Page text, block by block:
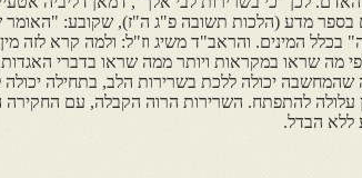
מדע (הלכות תשובה פ"ג ה"ז), שקובע: "האומר
בכלל המינים. והראב"ד משיג וז"ל: ולמה קרא לזה
מה שראו במקראות ויותר ממה שראו בדברי
שהמחשבה יכולה ללכת בשרירות הלב, בתחילה
עלולה להתפתח. השרירות הרוה הקבלה, עם החקירה
הבדל.